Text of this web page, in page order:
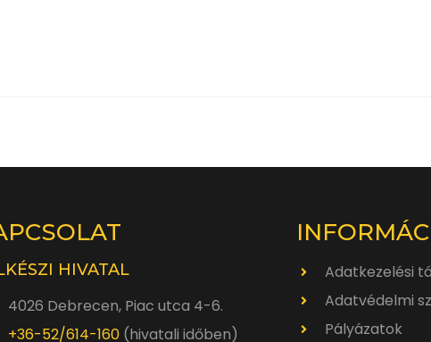
HIVATAL
4026 Debrecen, Piac utca 4-6.
+36-52/614-160 (hivatali időben)
Adatkezelési
Adatvédelmi
Pályázatok